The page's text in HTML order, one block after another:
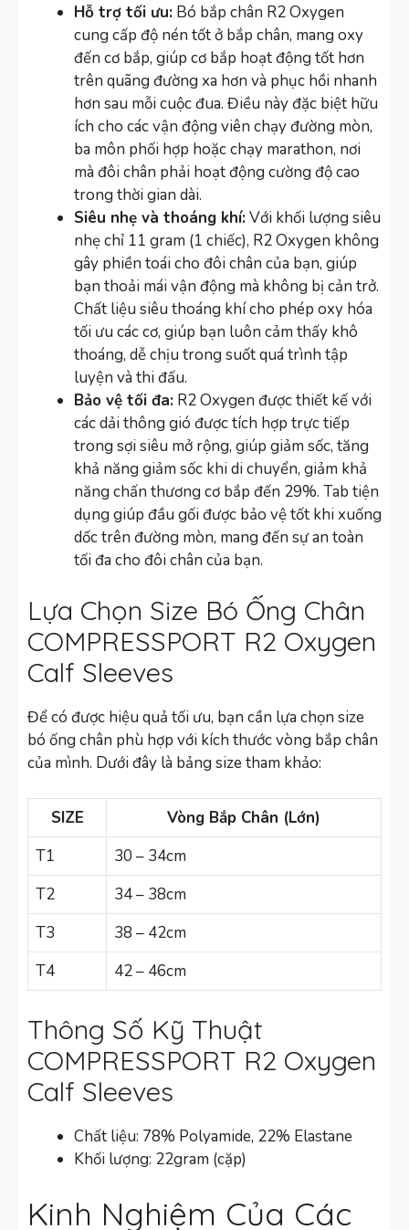
Hỗ trợ tối ưu: Bó bắp chân R2 Oxygen
cung cấp độ nén tốt ở bắp chân, mang oxy
đến cơ bắp, giúp cơ bắp hoạt động tốt hơn
trên quãng đường xa hơn và phục hồi nhanh
hơn sau mỗi cuộc đua. Điều này đặc biệt hữu
ích cho các vận động viên chạy đường mòn,
ba môn phối hợp hoặc chạy marathon, nơi
mà đôi chân phải hoạt động cường độ cao
trong thời gian dài.
Siêu nhẹ và thoáng khí:Với khối lượng siêu
nhẹ chỉ 11 gram (1 chiếc), R2 Oxygen không
gây phiền toái cho đôi chân của bạn, giúp
bạn thoải mái vận động mà không bị cản trở.
Chất liệu siêu thoáng khí cho phép oxy hóa
tối ưu các cơ, giúp bạn luôn cảm thấy khô
thoáng, dễ chịu trong suốt quá trình tập
luyện và thi đấu.
Bảo vệ tối đa: R2 Oxygen được thiết kế với
các dải thông gió được tích hợp trực tiếp
trong sợi siêu mở rộng, giúp giảm sốc, tăng
khả năng giảm sốc khi di chuyển, giảm khả
năng chấn thương cơ bắp đến 29%. Tab tiện
dụng giúp đầu gối được bảo vệ tốt khi xuống
dốc trên đường mòn, mang đến sự an toàn
tối đa cho đôi chân của bạn.
Lựa Chọn Size Bó Ống Chân
COMPRESSPORT R2 Oxygen
Calf Sleeves
Để có được hiệu quả tối ưu, bạn cần lựa chọn size
bó ống chân phù hợp với kích thước vòng bắp chân
của mình. Dưới đây là bảng size tham khảo:
SIZE
Vòng Bắp Chân (Lớn)
T1
30 – 34cm
T2
34 – 38cm
T3
38 – 42cm
T4
42 – 46cm
Thông Số Kỹ Thuật
COMPRESSPORT R2 Oxygen
Calf Sleeves
Chất liệu: 78% Polyamide, 22% Elastane
Khối lượng: 22gram (cặp)
Kinh Nghiệm Của Các